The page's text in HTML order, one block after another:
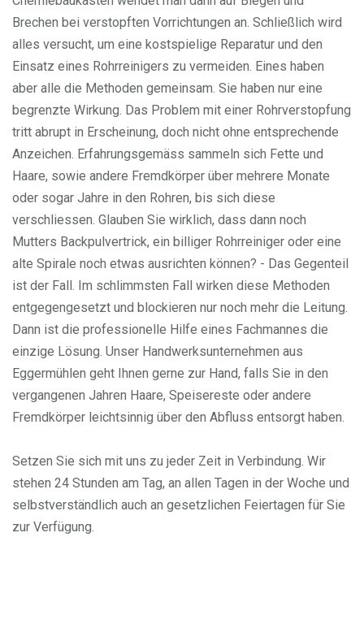
Brechen bei verstopften Vorrichtungen an. Schließlich wird
alles versucht, um eine kostspielige Reparatur und den
Einsatz eines Rohrreinigers zu vermeiden. Eines haben
aber alle die Methoden gemeinsam. Sie haben nur eine
begrenzte Wirkung. Das Problem mit einer Rohrverstopfung
tritt abrupt in Erscheinung, doch nicht ohne entsprechende
Anzeichen. Erfahrungsgemäss sammeln sich Fette und
Haare, sowie andere Fremdkörper über mehrere Monate
oder sogar Jahre in den Rohren, bis sich diese
verschliessen. Glauben Sie wirklich, dass dann noch
Mutters Backpulvertrick, ein billiger Rohrreiniger oder eine
alte Spirale noch etwas ausrichten können? - Das Gegenteil
ist der Fall. Im schlimmsten Fall wirken diese Methoden
entgegengesetzt und blockieren nur noch mehr die Leitung.
Dann ist die professionelle Hilfe eines Fachmannes die
einzige Lösung. Unser Handwerksunternehmen aus
Eggermühlen geht Ihnen gerne zur Hand, falls Sie in den
vergangenen Jahren Haare, Speisereste oder andere
Fremdkörper leichtsinnig über den Abfluss entsorgt haben.
Setzen Sie sich mit uns zu jeder Zeit in Verbindung. Wir
stehen 24 Stunden am Tag, an allen Tagen in der Woche und
selbstverständlich auch an gesetzlichen Feiertagen für Sie
zur Verfügung.